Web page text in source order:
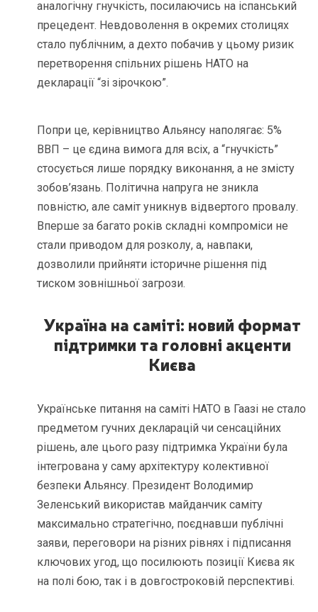
аналогічну гнучкість, посилаючись на іспанський
прецедент. Невдоволення в окремих столицях
стало публічним, а дехто побачив у цьому ризик
перетворення спільних рішень НАТО на
декларації “зі зірочкою”.
Попри це, керівництво Альянсу наполягає: 5%
ВВП – це єдина вимога для всіх, а “гнучкість”
стосується лише порядку виконання, а не змісту
зобов’язань. Політична напруга не зникла
повністю, але саміт уникнув відвертого провалу.
Вперше за багато років складні компроміси не
стали приводом для розколу, а, навпаки,
дозволили прийняти історичне рішення під
тиском зовнішньої загрози.
Україна на саміті: новий формат
підтримки та головні акценти
Києва
Українське питання на саміті НАТО в Гаазі не стало
предметом гучних декларацій чи сенсаційних
рішень, але цього разу підтримка України була
інтегрована у саму архітектуру колективної
безпеки Альянсу. Президент Володимир
Зеленський використав майданчик саміту
максимально стратегічно, поєднавши публічні
заяви, переговори на різних рівнях і підписання
ключових угод, що посилюють позиції Києва як
на полі бою, так і в довгостроковій перспективі.